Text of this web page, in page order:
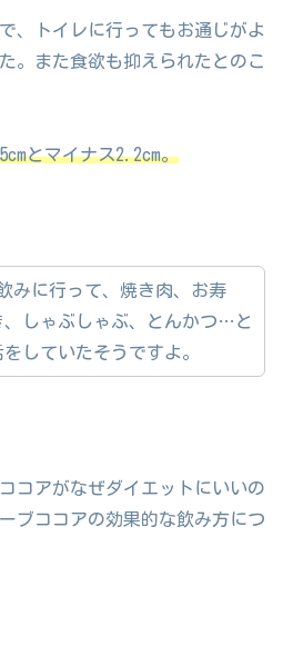
、トイレに行ってもお通じがよ
。また食欲も抑えられたとのこ
とマイナス2.2cm。
みに行って、焼き肉、お寿
、しゃぶしゃぶ、とんかつ…と
していたそうですよ。
コアがなぜダイエットにいいの
ブココアの効果的な飲み方につ